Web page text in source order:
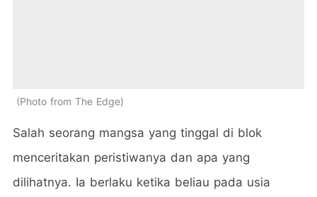
Photo from The Edge
Salah seorang mangsa yang tinggal di blok
menceritakan peristiwanya dan apa yang
dilihatnya. Ia berlaku ketika beliau pada usia